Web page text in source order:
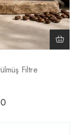
Filtre